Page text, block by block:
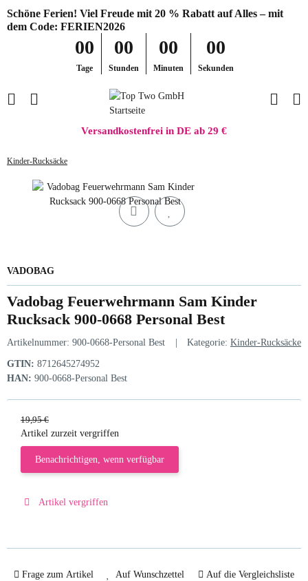
Schöne Ferien! Viel Freude mit 20 % Rabatt auf Alles – mit
dem Code: FERIEN2026
00
Tage
00
Stunden
00
Minuten
00
Sekunden
Versandkostenfrei in DE ab 29 €
Kinder-Rucksäcke
VADOBAG
Vadobag Feuerwehrmann Sam Kinder
Rucksack 900-0668 Personal Best
Artikelnummer: 900-0668-Personal Best Kategorie: Kinder-Rucksäcke
GTIN: 8712645274952
HAN: 900-0668-Personal Best
19,95 €
Artikel zurzeit vergriffen
Benachrichtigen, wenn verfügbar
Artikel vergriffen
Frage zum Artikel Auf Wunschzettel Auf die Vergleichsliste